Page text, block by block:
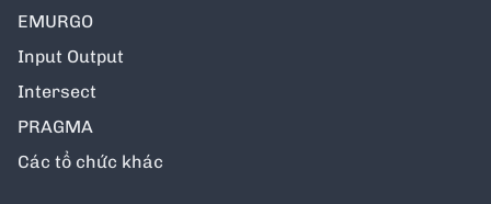
EMURGO
Input Output
Intersect
PRAGMA
Các tổ chức khác